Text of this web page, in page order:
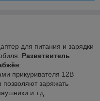
для питания и зарядки
Разветвитель
:
прикуривателя 12В
заряжать
и т.д.